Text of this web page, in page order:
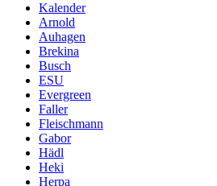
Kalender
Arnold
Auhagen
Brekina
Busch
ESU
Evergreen
Faller
Fleischmann
Gabor
Hädl
Heki
Herpa